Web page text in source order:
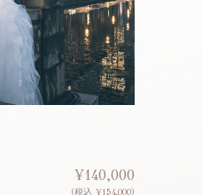
¥140,000
(税込 ¥154,000)